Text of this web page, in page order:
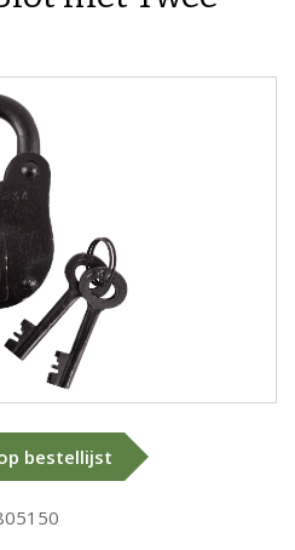
bestellijst